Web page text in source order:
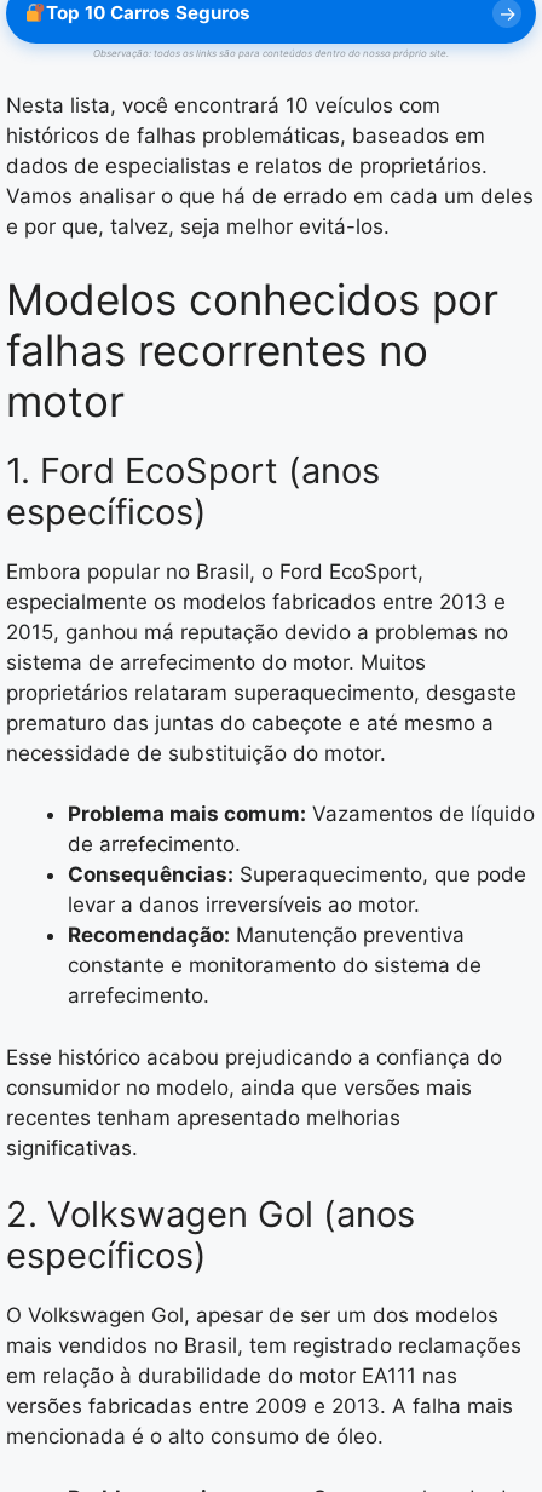
Top 10 Carros Seguros
Observação: todos os links são para conteúdos dentro do nosso próprio site.
Nesta lista, você encontrará 10 veículos com
históricos de falhas problemáticas, baseados em
dados de especialistas e relatos de proprietários.
Vamos analisar o que há de errado em cada um deles
e por que, talvez, seja melhor evitá-los.
Modelos conhecidos por
falhas recorrentes no
motor
1. Ford EcoSport (anos
específicos)
Embora popular no Brasil, o Ford EcoSport,
especialmente os modelos fabricados entre 2013 e
2015, ganhou má reputação devido a problemas no
sistema de arrefecimento do motor. Muitos
proprietários relataram superaquecimento, desgaste
prematuro das juntas do cabeçote e até mesmo a
necessidade de substituição do motor.
Problema mais comum: Vazamentos de líquido
de arrefecimento.
Consequências: Superaquecimento, que pode
levar a danos irreversíveis ao motor.
Recomendação: Manutenção preventiva
constante e monitoramento do sistema de
arrefecimento.
Esse histórico acabou prejudicando a confiança do
consumidor no modelo, ainda que versões mais
recentes tenham apresentado melhorias
significativas.
2. Volkswagen Gol (anos
específicos)
O Volkswagen Gol, apesar de ser um dos modelos
mais vendidos no Brasil, tem registrado reclamações
em relação à durabilidade do motor EA111 nas
versões fabricadas entre 2009 e 2013. A falha mais
mencionada é o alto consumo de óleo.